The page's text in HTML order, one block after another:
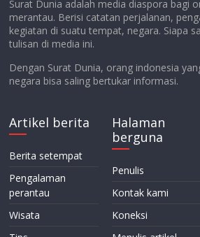
Surat Dunia adalah media diaspora bagi
merantau. Berisi catatan perjalanan,
kegiatan di suatu tempat, negara. Siapa
tulisan di media ini.
Dengan Surat Dunia, orang indonesia
negara bisa saling bertukar informasi.
Artikel berita
Berita setempat
Pengalaman
perantau
Wisata
Halaman
berguna
Penulis
Kontak kami
Koneksi